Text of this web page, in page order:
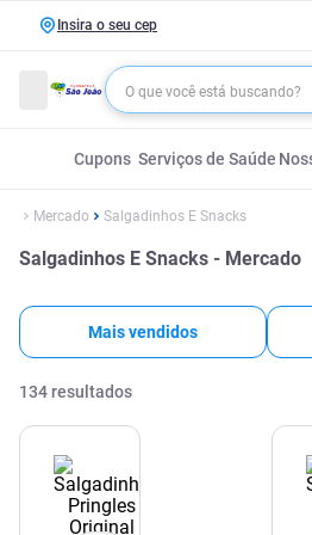
Insira o seu cep
Cupons Serviços de Saúde
Mercado Salgadinhos E Snacks
Salgadinhos E Snacks - Mercado
Mais vendidos
134 resultados